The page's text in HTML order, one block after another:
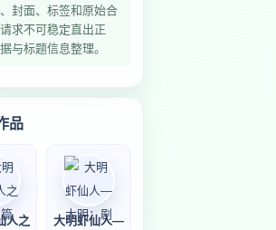
封面、标签和原始合
求不可稳定直出正
与标题信息整理。
品
人之 大明虾仙人—